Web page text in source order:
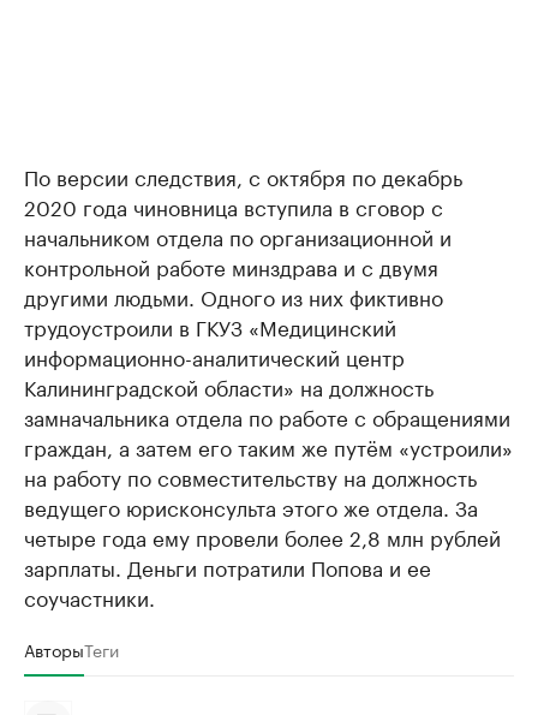
По версии следствия, с октября по декабрь
2020 года чиновница вступила в сговор с
начальником отдела по организационной и
контрольной работе минздрава и с двумя
другими людьми. Одного из них фиктивно
трудоустроили в ГКУЗ «Медицинский
информационно-аналитический центр
Калининградской области» на должность
замначальника отдела по работе с обращениями
граждан, а затем его таким же путём «устроили»
на работу по совместительству на должность
ведущего юрисконсульта этого же отдела. За
четыре года ему провели более 2,8 млн рублей
зарплаты. Деньги потратили Попова и ее
соучастники.
АвторыТеги